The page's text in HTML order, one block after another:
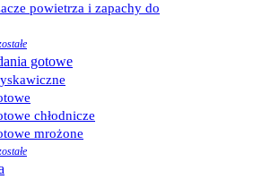
powietrza i zapachy do
gotowe
chłodnicze
mrożone